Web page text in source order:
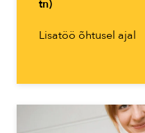
tn)
Lisatöö õhtusel ajal